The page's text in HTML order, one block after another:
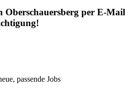
Oberschauersberg per E-Mail
passende Jobs